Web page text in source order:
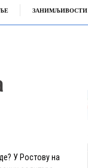
ЗАНИМЉИВОСТИ
У Ростову на